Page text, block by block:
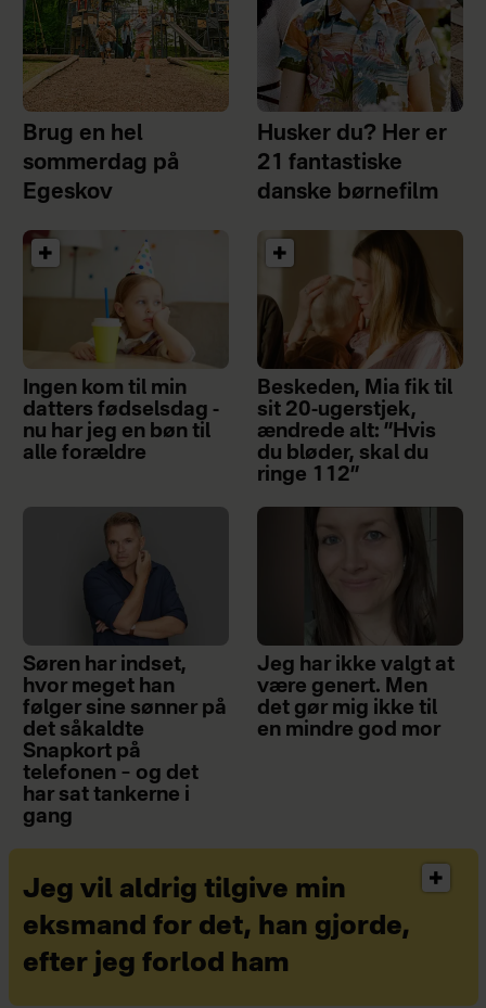
Brug en hel
sommerdag på
Egeskov
Husker du? Her er
21 fantastiske
danske børnefilm
Ingen kom til min
datters fødselsdag -
nu har jeg en bøn til
alle forældre
Beskeden, Mia fik til
sit 20-ugerstjek,
ændrede alt: ”Hvis
du bløder, skal du
ringe 112”
Søren har indset,
hvor meget han
følger sine sønner på
det såkaldte
Snapkort på
telefonen – og det
har sat tankerne i
gang
Jeg har ikke valgt at
være genert. Men
det gør mig ikke til
en mindre god mor
Jeg vil aldrig tilgive min
eksmand for det, han gjorde,
efter jeg forlod ham